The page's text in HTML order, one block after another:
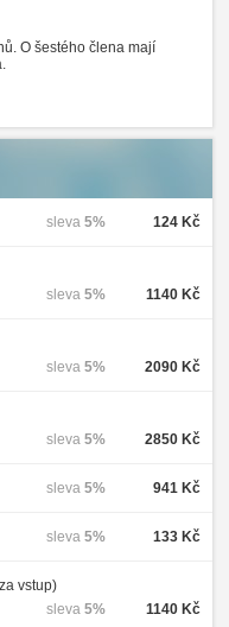
O šestého člena mají
124 Kč
sleva 5%
1140 Kč
sleva 5%
2090 Kč
sleva 5%
2850 Kč
sleva 5%
941 Kč
sleva 5%
133 Kč
sleva 5%
vstup)
1140 Kč
sleva 5%